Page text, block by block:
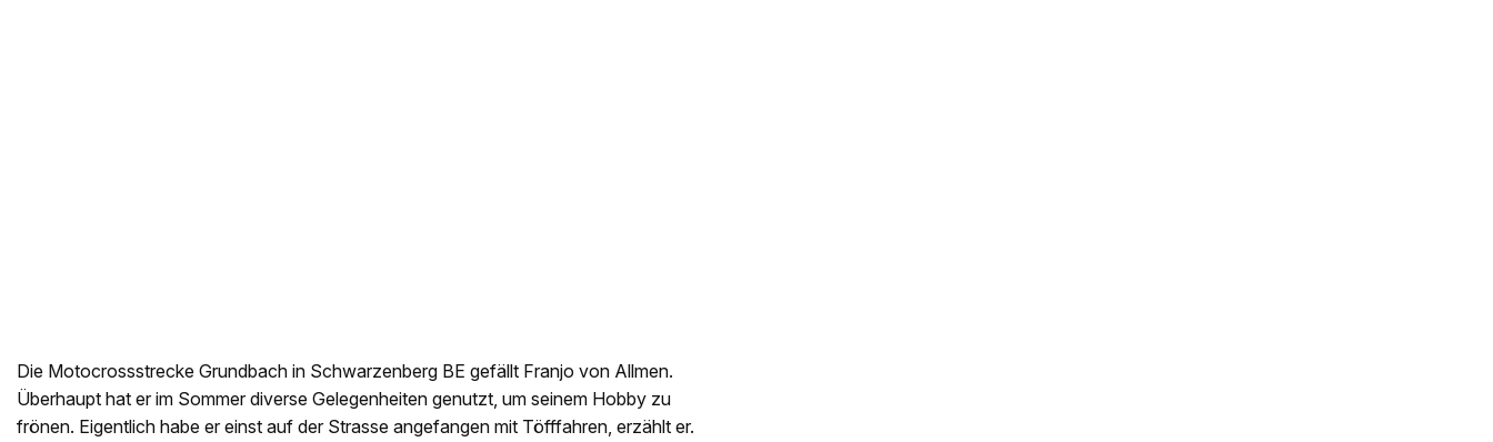
Die Motocrossstrecke Grundbach in Schwarzenberg BE gefällt Franjo von Allmen.
Überhaupt hat er im Sommer diverse Gelegenheiten genutzt, um seinem Hobby zu
frönen. Eigentlich habe er einst auf der Strasse angefangen mit Töfffahren, erzählt er.